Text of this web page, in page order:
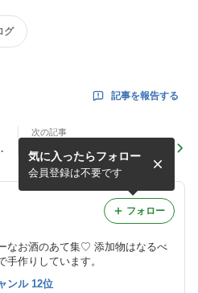
グ
記事を報告する
次の記事
じゃがいもといんげんとベー
コンで♪ 青椒肉絲風カレー
スパイシー炒め
なお酒のあて集♡ 添加物はなるべ
手作りしています。
気に入ったらフォロー
会員登録は不要です
フォロー
ンル 12位